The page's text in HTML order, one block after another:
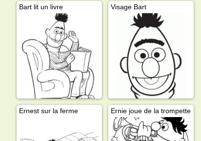
Bart lit un livre Visage Bart
Ernest sur la ferme Ernie joue de la trompette